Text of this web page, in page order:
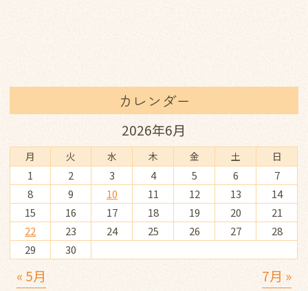
カレンダー
2026年6月
月 火 水 木 金 土 日
1 2 3 4 5 6
7
8
9 10 11 12 13
14
15
16 17 18 19 20
21
22
23 24 25 26 27
28
29
30
« 5月 7月 »